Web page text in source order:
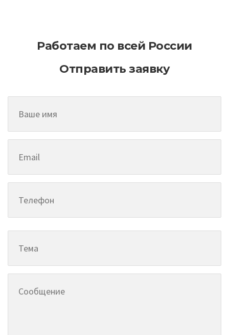
Работаем по всей России
Отправить заявку